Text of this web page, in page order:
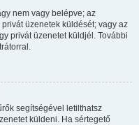
nem vagy belépve; az
üzenetek küldését; vagy az
privát üzenetet küldjél. További
segítségével letilthatsz
küldeni. Ha sértegető